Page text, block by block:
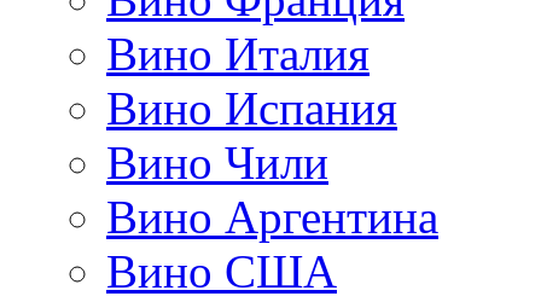
Вино Италия
Вино Испания
Вино Чили
Вино Аргентина
Вино США